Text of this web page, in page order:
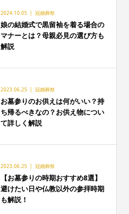
2024.10.05 冠婚葬祭
娘の結婚式で黒留袖を着る場合の
マナーとは？母親必見の選び方も
解説
2023.06.25 冠婚葬祭
お墓参りのお供えは何がいい？持
ち帰るべきなの？お供え物につい
て詳しく解説
2023.06.25 冠婚葬祭
【お墓参りの時期おすすめ8選】
避けたい日や仏教以外の参拝時期
も解説！